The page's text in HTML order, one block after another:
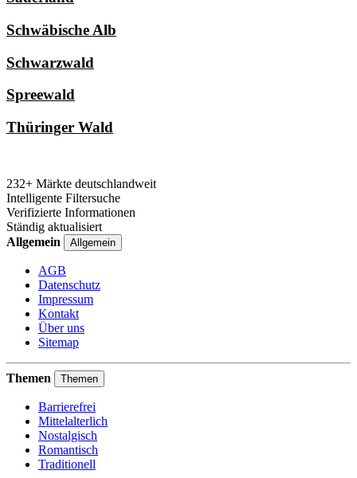
Schwäbische Alb
Schwarzwald
Spreewald
Thüringer Wald
232+ Märkte deutschlandweit
Intelligente Filtersuche
Verifizierte Informationen
Ständig aktualisiert
Allgemein
Allgemein
AGB
Datenschutz
Impressum
Kontakt
Über uns
Sitemap
Themen Themen
Barrierefrei
Mittelalterlich
Nostalgisch
Romantisch
Traditionell